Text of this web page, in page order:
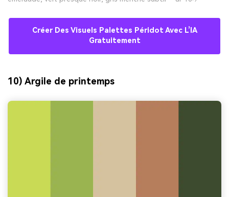
Créer Des Visuels Palettes Péridot Avec L’IA
Gratuitement
10) Argile de printemps